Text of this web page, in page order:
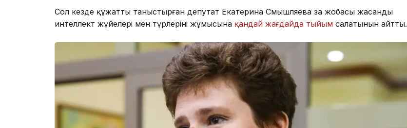
Сол кезде құжатты таныстырған депутат Екатерина Смышляева заң жобасы жасанды
интеллект жүйелері мен түрлерінің жұмысына қандай жағдайда тыйым салатынын айтты.